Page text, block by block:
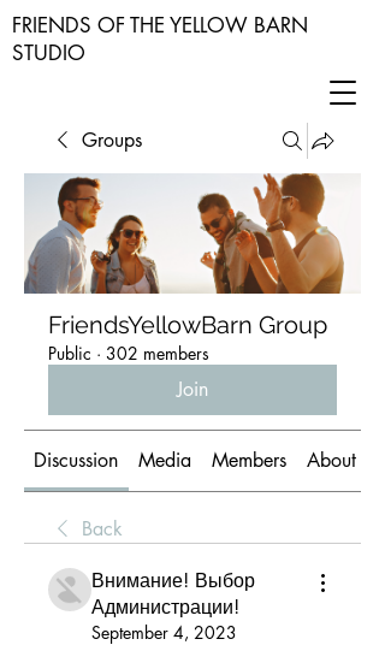
FRIENDS OF THE YELLOW BARN
STUDIO
Groups
FriendsYellowBarn Group
Public · 302 members
Join
Discussion Media Members About
Back
Внимание! Выбор
Администрации!
September 4, 2023